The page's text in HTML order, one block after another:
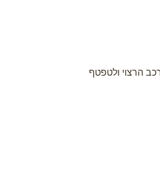
כולם נפלאים. אפשר לערבב סה"כ 6 טיפות בהרכב הרצוי ולטפטף